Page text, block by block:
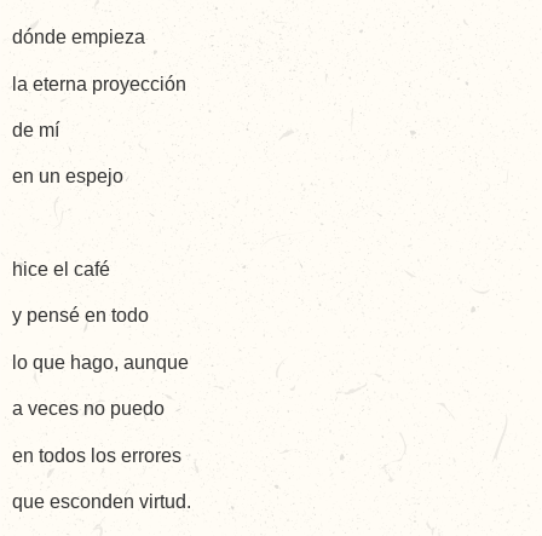
dónde empieza
la eterna proyección
de mí
en un espejo
hice el café
y pensé en todo
lo que hago, aunque
a veces no puedo
en todos los errores
que esconden virtud.